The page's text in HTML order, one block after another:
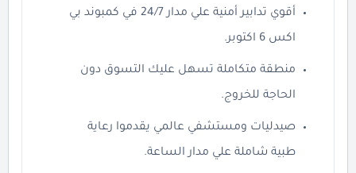
أقوي تدابير أمنية علي مدار 24/7 في كمبوند بي
اكس 6 اكتوبر.
منطقة متكاملة تسهل عليك التسوق دون
الحاجة للخروج.
صيدليات ومستشفي عالمي يقدموا رعاية
طبية شاملة علي مدار الساعة.